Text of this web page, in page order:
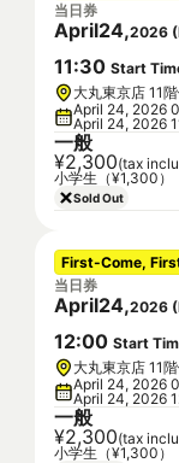
当日券
April24,2026 (
11:30 Start
大丸東京店 11
April 24, 2026
April 24, 2026
一般
¥2,300(tax
小学生（¥1,300）
Sold Out
First-Come,
当日券
April24,2026 (
12:00 Start
大丸東京店 11
April 24, 2026
April 24, 2026
一般
¥2,300(tax
小学生（¥1,300）